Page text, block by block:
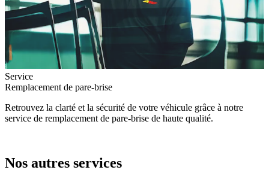
Service
Remplacement de pare-brise
Retrouvez la clarté et la sécurité de votre véhicule grâce à notre
service de remplacement de pare-brise de haute qualité.
Nos autres services